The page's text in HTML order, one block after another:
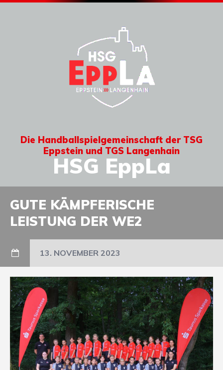
Die Handballspielgemeinschaft der TSG
Eppstein und TGS Langenhain
HSG EppLa
GUTE KÄMPFERISCHE
LEISTUNG DER WE2
13. NOVEMBER 2023